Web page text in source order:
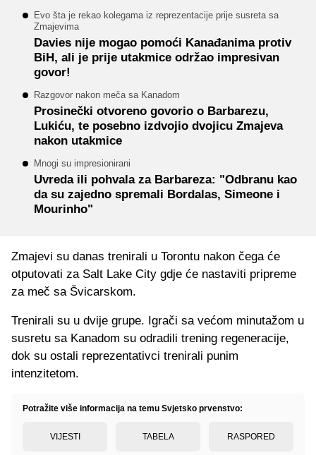
Evo šta je rekao kolegama iz reprezentacije prije susreta sa
Zmajevima
Davies nije mogao pomoći Kanađanima protiv
BiH, ali je prije utakmice održao impresivan
govor!
Razgovor nakon meča sa Kanadom
Prosinečki otvoreno govorio o Barbarezu,
Lukiću, te posebno izdvojio dvojicu Zmajeva
nakon utakmice
Mnogi su impresionirani
Uvreda ili pohvala za Barbareza: "Odbranu kao
da su zajedno spremali Bordalas, Simeone i
Mourinho"
Zmajevi su danas trenirali u Torontu nakon čega će
otputovati za Salt Lake City gdje će nastaviti pripreme
za meč sa Švicarskom.
Trenirali su u dvije grupe. Igrači sa većom minutažom u
susretu sa Kanadom su odradili trening regeneracije,
dok su ostali reprezentativci trenirali punim
intenzitetom.
Potražite više informacija na temu Svjetsko prvenstvo:
VIJESTI TABELA RASPORED